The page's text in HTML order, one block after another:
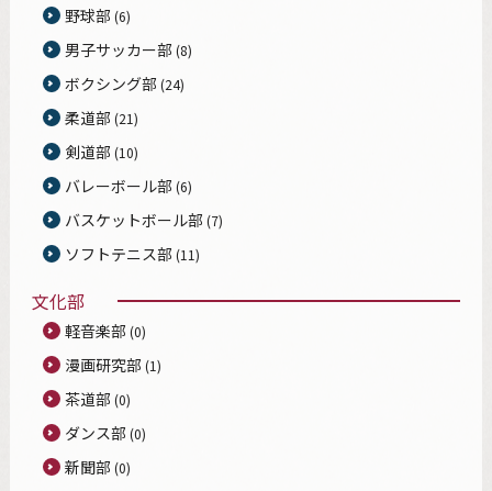
野球部 (6)
男子サッカー部 (8)
ボクシング部 (24)
柔道部 (21)
剣道部 (10)
バレーボール部 (6)
バスケットボール部 (7)
ソフトテニス部 (11)
文化部
軽音楽部 (0)
漫画研究部 (1)
茶道部 (0)
ダンス部 (0)
新聞部 (0)